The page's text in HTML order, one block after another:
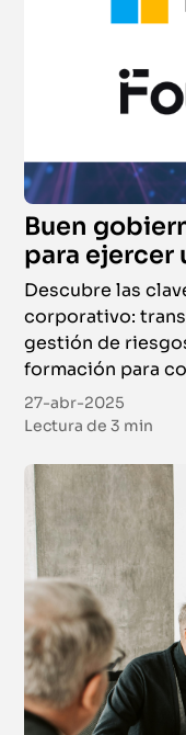
Buen
para ejercer
Descubre las
corporativo:
gestión de
formación para
27-abr-2025
Lectura de3 min